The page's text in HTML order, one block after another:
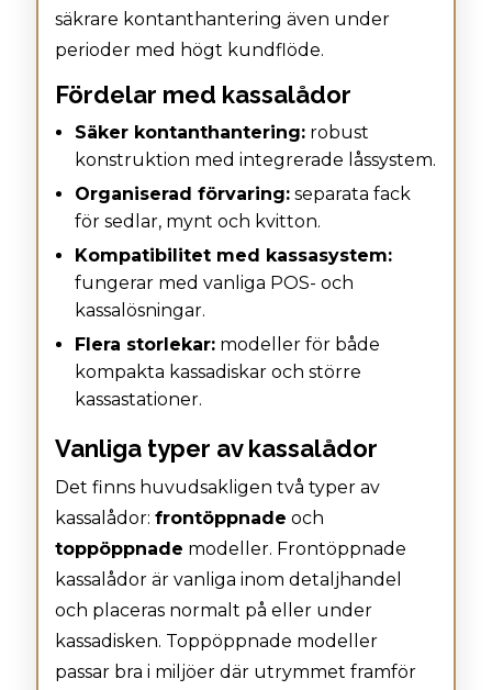
säkrare kontanthantering även under
perioder med högt kundflöde.
Fördelar med kassalådor
Säker kontanthantering: robust
konstruktion med integrerade låssystem.
Organiserad förvaring: separata fack
för sedlar, mynt och kvitton.
Kompatibilitet med kassasystem:
fungerar med vanliga POS- och
kassalösningar.
Flera storlekar: modeller för både
kompakta kassadiskar och större
kassastationer.
Vanliga typer av kassalådor
Det finns huvudsakligen två typer av
kassalådor:frontöppnade och
toppöppnade modeller. Frontöppnade
kassalådor är vanliga inom detaljhandel
och placeras normalt på eller under
kassadisken. Toppöppnade modeller
passar bra i miljöer där utrymmet framför